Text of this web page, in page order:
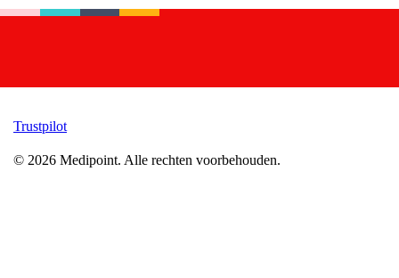
Trustpilot
© 2026 Medipoint. Alle rechten voorbehouden.